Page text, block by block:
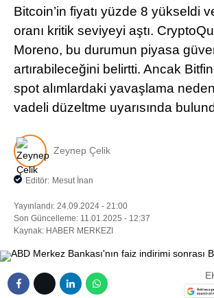
Bitcoin’in fiyatı yüzde 8 yükseldi
oranı kritik seviyeyi aştı.
Moreno, bu durumun piyasa
artırabileceğini belirtti. Ancak
spot alımlardaki yavaşlama
vadeli düzeltme uyarısında
Zeynep Çelik
Editör: Mesut İnan
Yayınlandı: 24.09.2024 - 21:00
Son Güncelleme: 11.01.2025 - 12:37
Kaynak: HABER MERKEZI